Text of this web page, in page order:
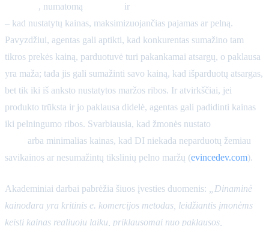
, numatomą ir
– kad nustatytų kainas, maksimizuojančias pajamas ar pelną.
Pavyzdžiui, agentas gali aptikti, kad konkurentas sumažino tam
tikros prekės kainą, parduotuvė turi pakankamai atsargų, o paklausa
yra maža; tada jis gali sumažinti savo kainą, kad išparduotų atsargas,
bet tik iki iš anksto nustatytos maržos ribos. Ir atvirkščiai, jei
produkto trūksta ir jo paklausa didelė, agentas gali padidinti kainas
iki pelningumo ribos. Svarbiausia, kad žmonės nustato
arba minimalias kainas, kad DI niekada neparduotų žemiau
savikainos ar nesumažintų tikslinių pelno maržų (evincedev.com).
Akademiniai darbai pabrėžia šiuos įvesties duomenis:
„Dinaminė
kainodara yra kritinis e. komercijos metodas, leidžiantis įmonėms
keisti kainas realiuoju laiku, priklausomai nuo paklausos,